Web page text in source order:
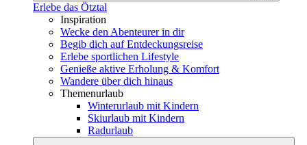
Erlebe das Ötztal
Inspiration
Wecke den Abenteurer in dir
Begib dich auf Entdeckungsreise
Erlebe sportlichen Lifestyle
Genieße aktive Erholung & Komfort
Wandere über dich hinaus
Themenurlaub
Winterurlaub mit Kindern
Skiurlaub mit Kindern
Radurlaub